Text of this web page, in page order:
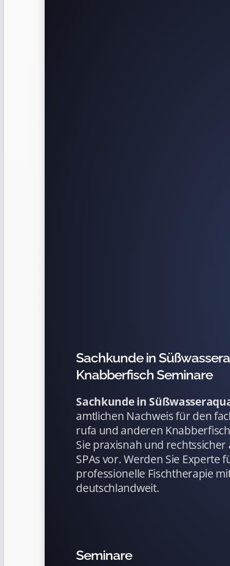
Sachkunde in
Knabberfisch Seminare
Sachkunde in
amtlichen Nachweis für den
rufa und anderen
Sie praxisnah und
SPAs vor. Werden Sie Experte
professionelle Fischtherapie
deutschlandweit.
Seminare